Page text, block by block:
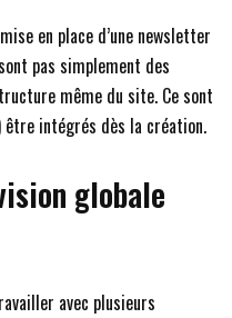
en place d’une newsletter
pas simplement des
même du site. Ce sont
être intégrés dès la création.
globale
avec plusieurs